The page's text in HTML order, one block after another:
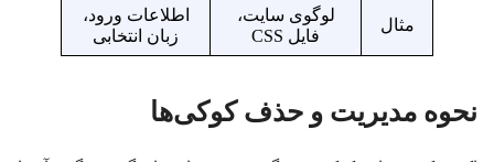
مثال
لوگوی سایت،
فایل CSS
اطلاعات ورود،
زبان انتخابی
نحوه مدیریت و حذف کوکی‌ها